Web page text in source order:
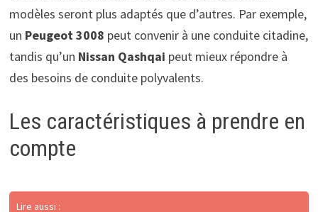
modèles seront plus adaptés que d’autres. Par exemple,
un Peugeot 3008 peut convenir à une conduite citadine,
tandis qu’un Nissan Qashqai peut mieux répondre à
des besoins de conduite polyvalents.
Les caractéristiques à prendre en
compte
Lire aussi :